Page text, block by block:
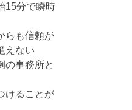
15分で瞬時
らも信頼が
えない
の事務所と
けることが